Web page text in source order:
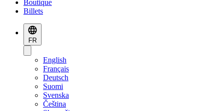
Boutique
Billets
FR
English
Français
Deutsch
Suomi
Svenska
Čeština